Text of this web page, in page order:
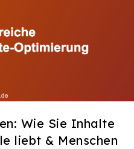
Wie Sie Inhalte
liebt & Menschen